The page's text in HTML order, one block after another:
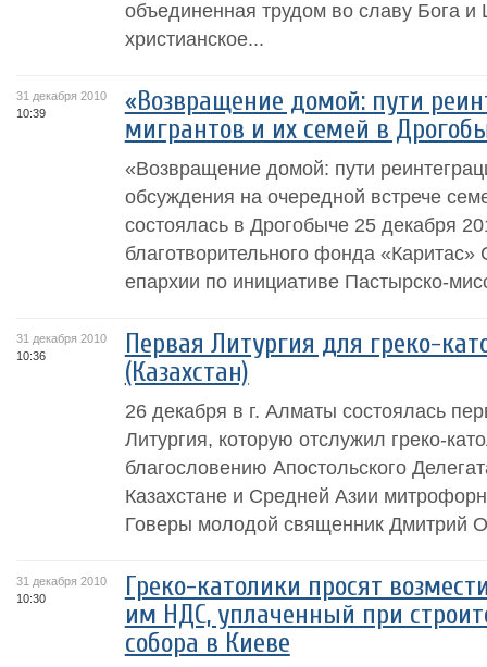
объединенная трудом во славу Бога и
христианское...
31 декабря 2010
10:39
«Возвращение домой: пути
мигрантов и их семей в
«Возвращение домой: пути
обсуждения на очередной встрече
состоялась в Дрогобыче 25 декабря
благотворительного фонда
епархии по инициативе Пастырско-
31 декабря 2010
10:36
Первая Литургия для греко-
(Казахстан)
26 декабря в г. Алматы состоялась
Литургия, которую отслужил греко-
благословению Апостольского
Казахстане и Средней Азии
Говеры молодой священник Дмитрий
31 декабря 2010
10:30
Греко-католики просят
им НДС, уплаченный при
собора в Киеве